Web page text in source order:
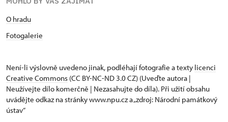
O hradu
Fotogalerie
Není-li výslovně uvedeno jinak, podléhají fotografie a texty licenci
Creative Commons (CC BY-NC-ND 3.0 CZ) (Uveďte autora |
Neužívejte dílo komerčně | Nezasahujte do díla). Při užití obsahu
uvádějte odkaz na stránky www.npu.cz a „zdroj: Národní památkový
ústav“